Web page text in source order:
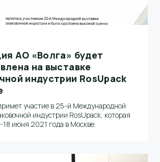
АО «Волга» будет
на выставке
индустрии RosUpack
участие в 25-й Международной
индустрии RosUpack, которая
18 июня 2021 года в Москве.